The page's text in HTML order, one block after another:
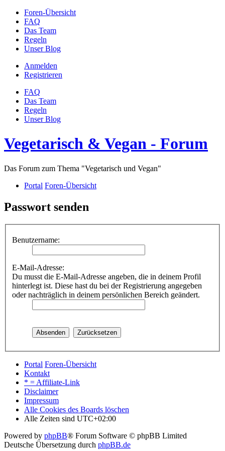
Foren-Übersicht
FAQ
Das Team
Regeln
Unser Blog
Anmelden
Registrieren
FAQ
Das Team
Regeln
Unser Blog
Vegetarisch & Vegan - Forum
Das Forum zum Thema "Vegetarisch und Vegan"
Portal Foren-Übersicht
Passwort senden
Benutzername:
E-Mail-Adresse:
Du musst die E-Mail-Adresse angeben, die in deinem Profil
hinterlegt ist. Diese hast du bei der Registrierung angegeben
oder nachträglich in deinem persönlichen Bereich geändert.
Portal Foren-Übersicht
Kontakt
* = Affiliate-Link
Disclaimer
Impressum
Alle Cookies des Boards löschen
Alle Zeiten sind UTC+02:00
Powered by phpBB® Forum Software © phpBB Limited
Deutsche Übersetzung durch phpBB.de